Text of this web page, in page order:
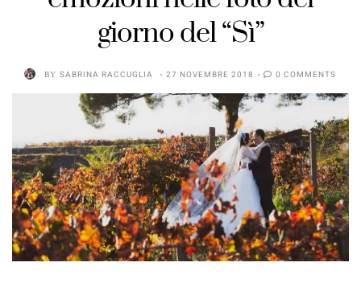
giorno del “Sì”
BY SABRINA RACCUGLIA 27 NOVEMBRE 2018 0 COMMENTS